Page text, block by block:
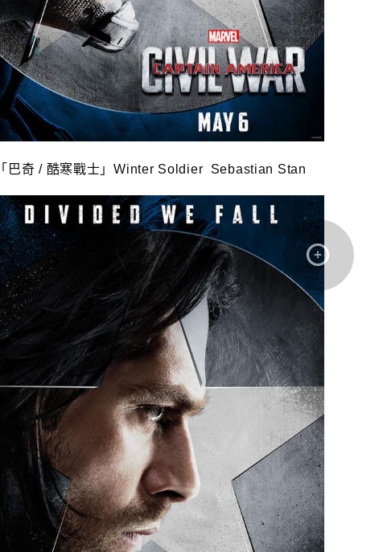
「巴奇 / 酷寒戰士」Winter Soldier Sebastian Stan